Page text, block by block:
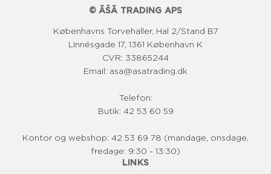
© ĀŠĀ TRADING APS
Københavns Torvehaller, Hal 2/Stand B7
Linnésgade 17, 1361 København K
CVR: 33865244
Email: asa@asatrading.dk
Telefon:
Butik: 42 53 60 59
Kontor og webshop: 42 53 69 78 (mandage, onsdage,
fredage: 9:30 - 13:30)
LINKS